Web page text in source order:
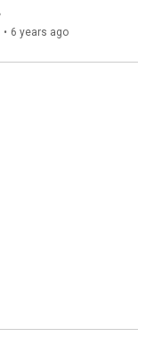
• 6 years ago